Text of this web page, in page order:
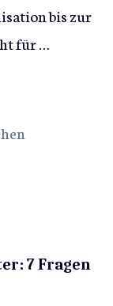
bis zur
für …
7 Fragen